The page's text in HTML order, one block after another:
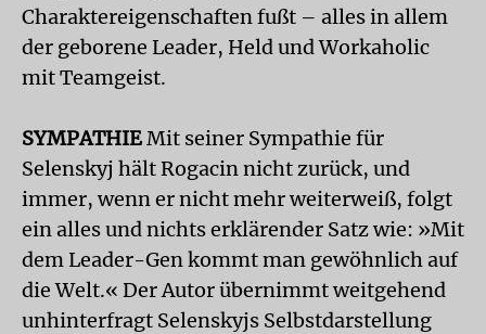
Charaktereigenschaften fußt – alles in allem
der geborene Leader, Held und Workaholic
mit Teamgeist.
SYMPATHIE Mit seiner Sympathie für
Selenskyj hält Rogacin nicht zurück, und
immer, wenn er nicht mehr weiterweiß, folgt
ein alles und nichts erklärender Satz wie: »Mit
dem Leader-Gen kommt man gewöhnlich auf
die Welt.« Der Autor übernimmt weitgehend
unhinterfragt Selenskyjs Selbstdarstellung